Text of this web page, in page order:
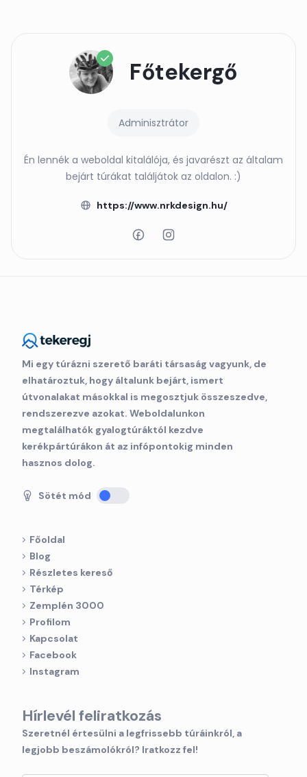
Főtekergő
Adminisztrátor
Én lennék a weboldal kitalálója, és javarészt az általam
bejárt túrákat találjátok az oldalon. :)
https://www.nrkdesign.hu/
Mi egy túrázni szerető baráti társaság vagyunk, de
elhatároztuk, hogy általunk bejárt, ismert
útvonalakat másokkal is megosztjuk összeszedve,
rendszerezve azokat. Weboldalunkon
megtalálhatók gyalogtúráktól kezdve
kerékpártúrákon át az infópontokig minden
hasznos dolog.
Sötét mód
Főoldal
Blog
Részletes kereső
Térkép
Zemplén 3000
Profilom
Kapcsolat
Facebook
Instagram
Hírlevél feliratkozás
Szeretnél értesülni a legfrissebb túráinkról, a
legjobb beszámolókról? Iratkozz fel!